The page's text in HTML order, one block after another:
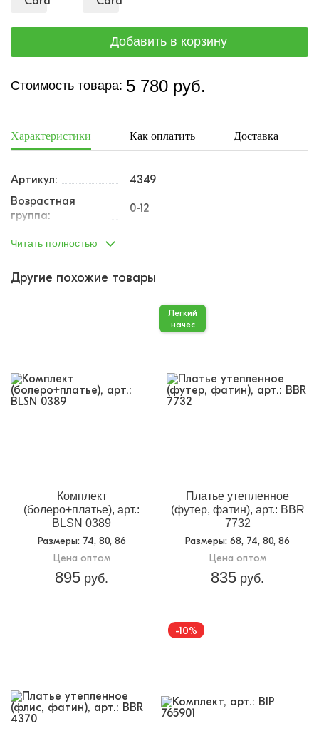
Стоимость товара: 5 780 руб.
Характеристики Как оплатить Доставка
Артикул:
4349
Возрастная
группа:
0-12
Возраст от:
0
59% полиэстр, 21% хлопок, 17%
вискоза,3% эл
Размеры:
80
86
Доп.параметр 2: трикотаж
Читать полностью
Другие похожие товары
Комплект
(болеро+платье), арт.:
BLSN 0389
Размеры: 74, 80, 86
Цена оптом
895 руб.
Легкий
начес
Платье утепленное
(футер, фатин), арт.: BBR
7732
Размеры: 68, 74, 80, 86
Цена оптом
835 руб.
-10%